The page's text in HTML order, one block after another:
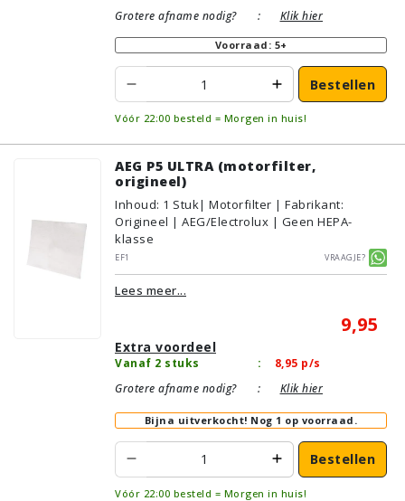
Grotere afname nodig?
: Klik hier
Voorraad: 5+
Bestellen
Vóór 22:00 besteld = Morgen in huis!
AEG P5 ULTRA (motorfilter,
origineel)
Inhoud: 1 Stuk| Motorfilter | Fabrikant:
Origineel | AEG/Electrolux | Geen HEPA-
klasse
EF1
Vraagje?
Lees meer...
9,95
Extra voordeel
Vanaf 2 stuks : 8,95 p/s
Grotere afname nodig?
: Klik hier
Bijna uitverkocht! Nog 1 op voorraad.
Bestellen
Vóór 22:00 besteld = Morgen in huis!